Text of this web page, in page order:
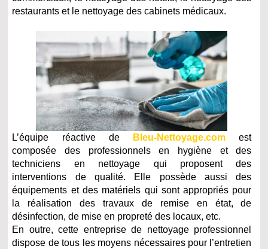
restaurants et le nettoyage des cabinets médicaux.
L’équipe réactive de Bleu-Nettoyage.com est
composée des professionnels en hygiène et des
techniciens en nettoyage qui proposent des
interventions de qualité. Elle possède aussi des
équipements et des matériels qui sont appropriés pour
la réalisation des travaux de remise en état, de
désinfection, de mise en propreté des locaux, etc.
En outre, cette entreprise de nettoyage professionnel
dispose de tous les moyens nécessaires pour l’entretien